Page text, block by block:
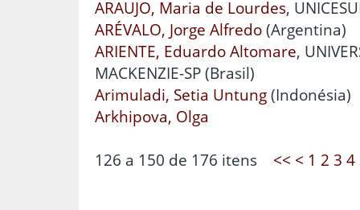
ARAUJO, Maria de Lourdes,
ARÉVALO, Jorge Alfredo(Argentina)
ARIENTE, Eduardo Altomare,
MACKENZIE-SP (Brasil)
Arimuladi, Setia Untung(Indonésia)
Arkhipova, Olga
126 a 150 de 176 itens << < 1 2 3 4